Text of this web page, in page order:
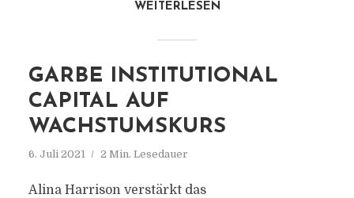
WEITERLESEN
GARBE INSTITUTIONAL
CAPITAL AUF
WACHSTUMSKURS
6. Juli 2021 2 Min. Lesedauer
Alina Harrison verstärkt das